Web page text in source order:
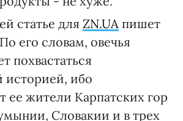
статье для ZN.UA пишет
его словам, овечья
похвастаться
историей, ибо
ее жители Карпатских гор
Словакии и в трех